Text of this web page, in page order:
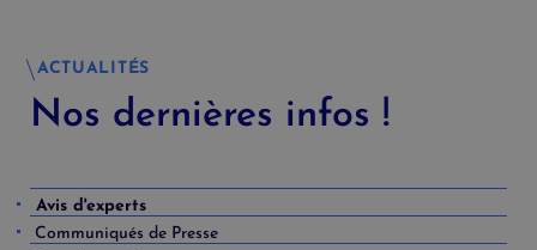
ACTUALITÉS
Nos dernières infos !
Avis d'experts
Communiqués de Presse